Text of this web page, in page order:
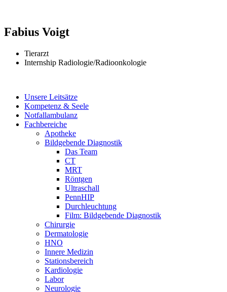
Fabius Voigt
Tierarzt
Internship Radiologie/Radioonkologie
Unsere Leitsätze
Kompetenz & Seele
Notfallambulanz
Fachbereiche
Apotheke
Bildgebende Diagnostik
Das Team
CT
MRT
Röntgen
Ultraschall
PennHIP
Durchleuchtung
Film: Bildgebende Diagnostik
Chirurgie
Dermatologie
HNO
Innere Medizin
Stationsbereich
Kardiologie
Labor
Neurologie